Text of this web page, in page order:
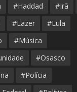
#Haddad #Irã
#Lazer
#Lula
#Música
#Osasco
#Polícia